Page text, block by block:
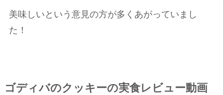
美味しいという意見の方が多くあがっていまし
た！
ゴディバのクッキーの実食レビュー動画